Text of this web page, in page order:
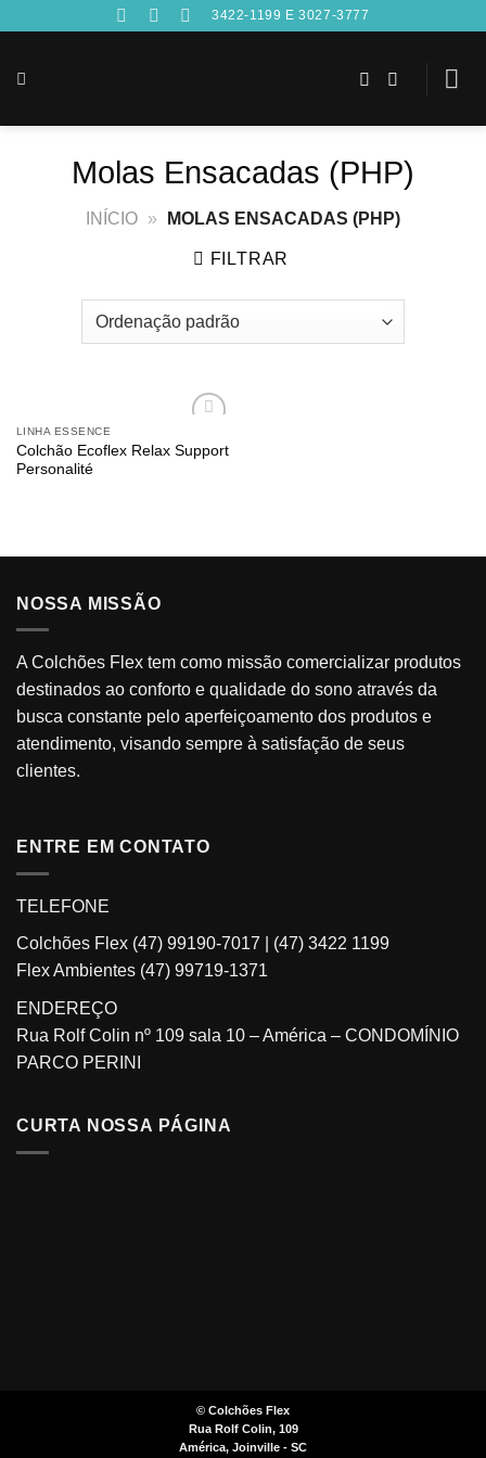
3422-1199 E 3027-3777
Molas Ensacadas (PHP)
INÍCIO » MOLAS ENSACADAS (PHP)
FILTRAR
aos
LINHA ESSENCE
Colchão Ecoflex Relax Support
Personalité
NOSSA MISSÃO
A Colchões Flex tem como missão comercializar produtos
destinados ao conforto e qualidade do sono através da
busca constante pelo aperfeiçoamento dos produtos e
atendimento, visando sempre à satisfação de seus
clientes.
ENTRE EM CONTATO
TELEFONE
Colchões Flex (47) 99190-7017
(47) 3422 1199
Flex Ambientes (47) 99719-1371
ENDEREÇO
Rua Rolf Colin nº 109 sala 10 – América – CONDOMÍNIO
PARCO PERINI
CURTA NOSSA PÁGINA
© Colchões Flex
Rua Rolf Colin, 109
América, Joinville - SC